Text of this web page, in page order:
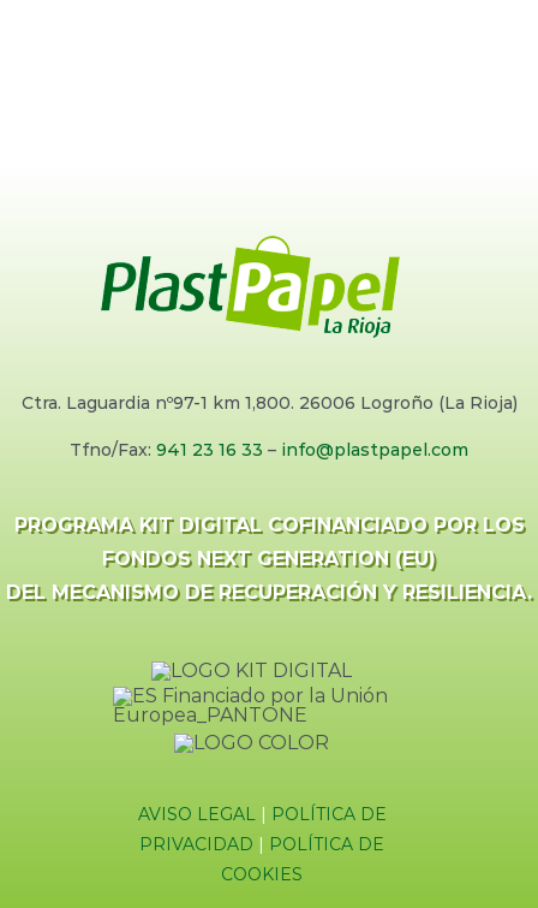
Ctra. Laguardia nº97-1 km 1,800. 26006 Logroño (La Rioja)
Tfno/Fax: 941 23 16 33 – info@plastpapel.com
PROGRAMA KIT DIGITAL COFINANCIADO POR LOS
FONDOS NEXT GENERATION (EU)
DEL MECANISMO DE RECUPERACIÓN Y RESILIENCIA.
AVISO LEGAL| POLÍTICA DE
PRIVACIDAD | POLÍTICA DE
COOKIES